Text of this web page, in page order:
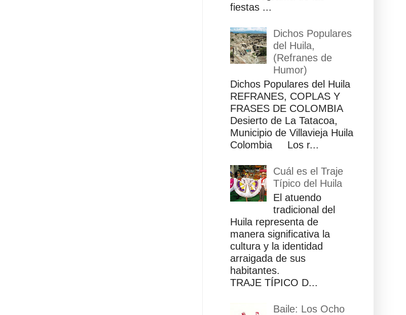
fiestas ...
Dichos Populares
del Huila,
(Refranes de
Humor)
Dichos Populares del Huila
REFRANES, COPLAS Y
FRASES DE COLOMBIA
Desierto de La Tatacoa,
Municipio de Villavieja Huila
Colombia Los r...
Cuál es el Traje
Típico del Huila
El atuendo
tradicional del
Huila representa de
manera significativa la
cultura y la identidad
arraigada de sus
habitantes.
TRAJE TÍPICO D...
Baile: Los Ocho